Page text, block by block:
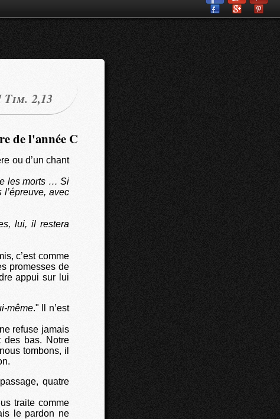
2,13
de l'année C
ou d’un chant
les morts … Si
avec
lui, il restera
c’est comme
promesses de
appui sur lui
même." Il n’est
refuse jamais
des bas. Notre
tombons, il
quatre
traite comme
le pardon ne